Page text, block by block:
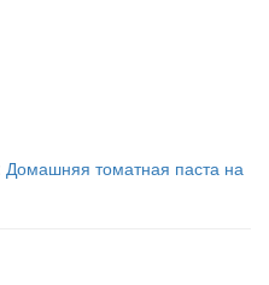
Домашняя томатная паста на